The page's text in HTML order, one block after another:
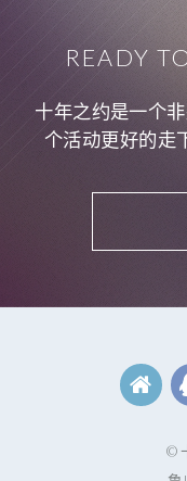
READY
十年之约是一个
个活动更好的走
©